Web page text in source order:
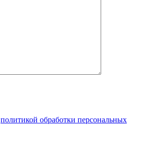
политикой обработки персональных